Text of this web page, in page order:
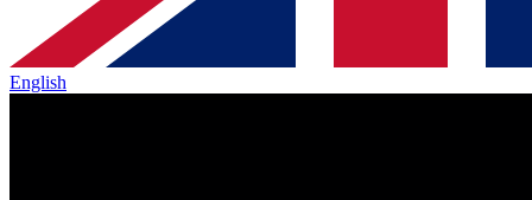
English